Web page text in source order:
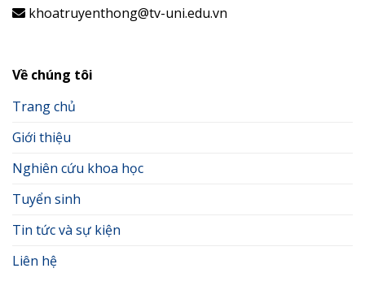
khoatruyenthong@tv-uni.edu.vn
Về chúng tôi
Trang chủ
Giới thiệu
Nghiên cứu khoa học
Tuyển sinh
Tin tức và sự kiện
Liên hệ